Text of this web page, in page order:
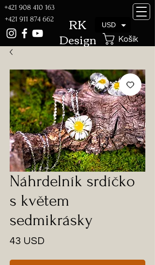
Design
RK
+421 908 410 163
Košík
+421 911 874 662
Náhrdelník srdíčko
s květem
sedmikrásky
43 USD
USD